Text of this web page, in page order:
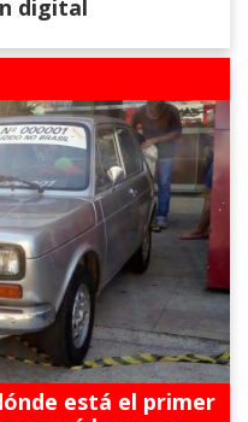
digital
está el primer